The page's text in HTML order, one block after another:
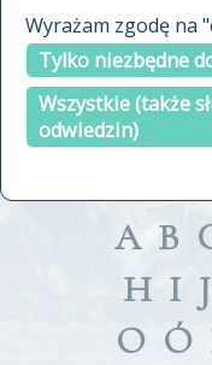
Wyrażam zgodę na
Tylko niezbędne
Wszystkie (także
odwiedzin)
indeksie
a
A B
H I J
O Ó